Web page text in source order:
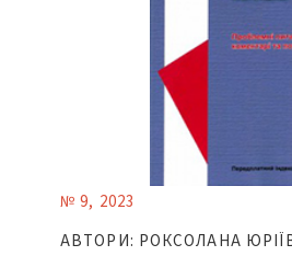
№ 9, 2023
АВТОРИ: РОКСОЛАНА